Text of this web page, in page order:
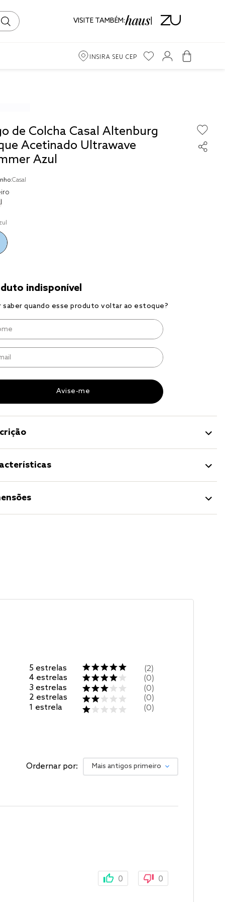
VISITE TAMBÉM:
INSIRA SEU CEP
de Colcha Casal Altenburg
Acetinado Ultrawave
Azul
Casal
5 estrelas
4 estrelas
3 estrelas
2 estrelas
1 estrela
2
0
0
0
0
Ordernar por: Mais antigos primeiro
0 0